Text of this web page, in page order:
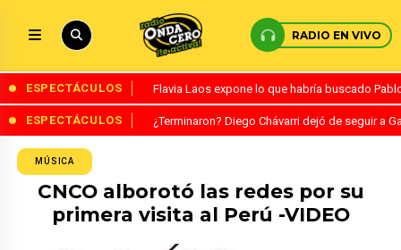
RADIO EN VIVO
ESPECTÁCULOS Flavia Laos expone lo que habría buscado
ESPECTÁCULOS ¿Terminaron? Diego Chávarri dejó de seguir a
MÚSICA
CNCO alborotó las redes por su
primera visita al Perú -VIDEO